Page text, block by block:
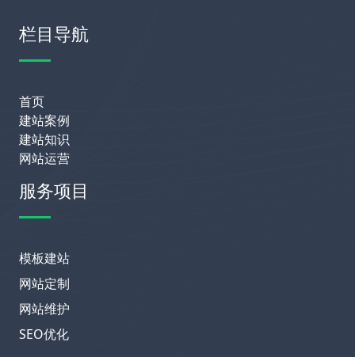
栏目导航
首页
建站案例
建站知识
网站运营
服务项目
模板建站
网站定制
网站维护
SEO优化